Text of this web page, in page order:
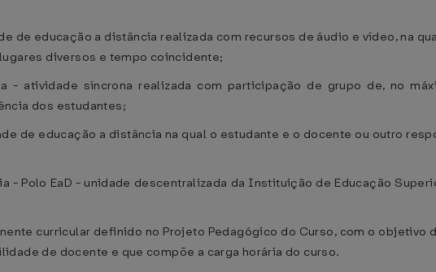
de educação a distância realizada com recursos de áudio e vídeo, na
diversos e tempo coincidente;
- atividade síncrona realizada com participação de grupo de, no
dos estudantes;
de educação a distância na qual o estudante e o docente ou outro
- Polo EaD - unidade descentralizada da Instituição de Educação
curricular definido no Projeto Pedagógico do Curso, com o objetivo
de docente e que compõe a carga horária do curso.